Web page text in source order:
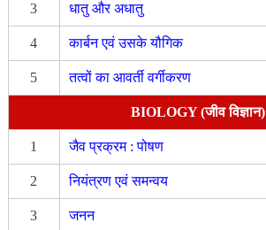
3 धातु और अधातु
4 कार्बन एवं उसके यौगिक
5 तत्वों का आवर्ती वर्गीकरण
BIOLOGY (जीव विज्ञान)
1 जैव प्रक्रम : पोषण
2 नियंत्रण एवं समन्वय
3 जनन